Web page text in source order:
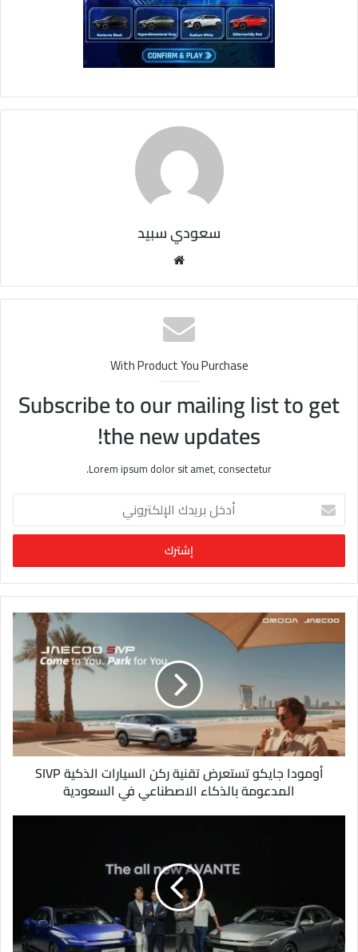
سعودي سبيد
الوي
ب
With Product You Purchase
Subscribe to our mailing list to get
the new updates!
Lorem ipsum dolor sit amet, consectetur.
خ
ب
ر
ي
ل
ك
ت
ر
أومودا جايكو تستعرض تقنية ركن السيارات الذكية SIVP
المدعومة بالذكاء الاصطناعي في السعودية